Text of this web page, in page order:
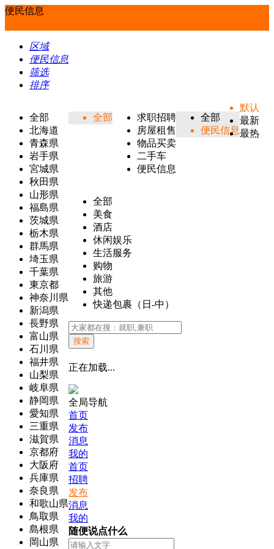
便民信息
区域
便民信息
筛选
排序
全部
北海道
青森県
岩手県
宮城県
秋田県
山形県
福島県
茨城県
栃木県
群馬県
埼玉県
千葉県
東京都
神奈川県
新潟県
長野県
富山県
石川県
福井県
山梨県
岐阜県
静岡県
愛知県
三重県
滋賀県
京都府
大阪府
兵庫県
奈良県
和歌山県
鳥取県
島根県
岡山県
全部
求职招聘
房屋租售
物品买卖
二手车
便民信息
全部
便民信息
全部
美食
酒店
休闲娱乐
生活服务
购物
旅游
其他
快递包裹（日-中）
默认
最新
最热
搜索
正在加载...
全局导航
首页
发布
消息
我的
首页
招聘
发布
消息
我的
随便说点什么